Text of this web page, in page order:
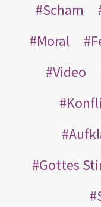
Scham
Moral
Video
Gottes